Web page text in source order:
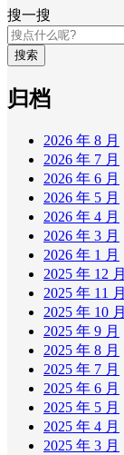
搜一搜
搜索
归档
2026 年 8 月
2026 年 7 月
2026 年 6 月
2026 年 5 月
2026 年 4 月
2026 年 3 月
2026 年 1 月
2025 年 12 月
2025 年 11 月
2025 年 10 月
2025 年 9 月
2025 年 8 月
2025 年 7 月
2025 年 6 月
2025 年 5 月
2025 年 4 月
2025 年 3 月